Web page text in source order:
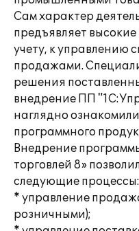
Сам характер
предъявляет
учету, к управлению
продажами.
решения
внедрение ПП
наглядно
программного
Внедрение
торговлей 8»
следующие процессы:
* управление
розничными);